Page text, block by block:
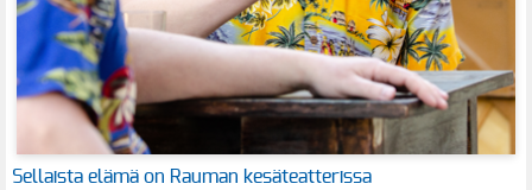
Sellaista elämä on Rauman kesäteatterissa